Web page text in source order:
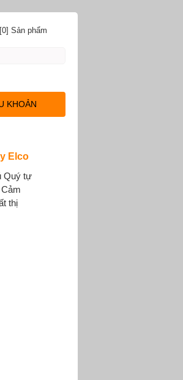
Elco
Quý tự
thị
[0] Sản phẩm
KHOẢN